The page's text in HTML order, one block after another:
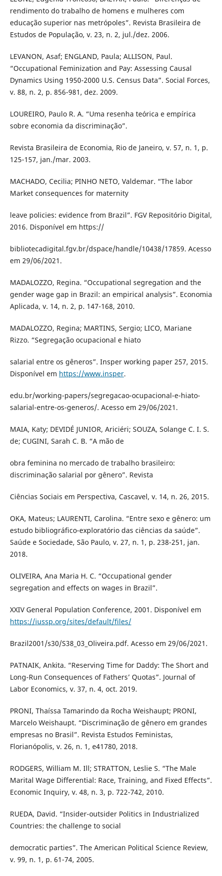
rendimento do trabalho de homens e mulheres com
educação superior nas metrópoles”. Revista Brasileira de
Estudos de População, v. 23, n. 2, jul./dez. 2006.
LEVANON, Asaf; ENGLAND, Paula; ALLISON, Paul.
“Occupational Feminization and Pay: Assessing Causal
Dynamics Using 1950-2000 U.S. Census Data”. Social Forces,
v. 88, n. 2, p. 856-981, dez. 2009.
LOUREIRO, Paulo R. A. “Uma resenha teórica e empírica
sobre economia da discriminação”.
Revista Brasileira de Economia, Rio de Janeiro, v. 57, n. 1, p.
125-157, jan./mar. 2003.
MACHADO, Cecilia; PINHO NETO, Valdemar. “The labor
Market consequences for maternity
leave policies: evidence from Brazil”. FGV Repositório Digital,
2016. Disponível em https://
bibliotecadigital.fgv.br/dspace/handle/10438/17859. Acesso
em 29/06/2021.
MADALOZZO, Regina. “Occupational segregation and the
gender wage gap in Brazil: an empirical analysis”. Economia
Aplicada, v. 14, n. 2, p. 147-168, 2010.
MADALOZZO, Regina; MARTINS, Sergio; LICO, Mariane
Rizzo. “Segregação ocupacional e hiato
salarial entre os gêneros”. Insper working paper 257, 2015.
Disponível em https://www.insper.
edu.br/working-papers/segregacao-ocupacional-e-hiato-
salarial-entre-os-generos/. Acesso em 29/06/2021.
MAIA, Katy; DEVIDÉ JUNIOR, Ariciéri; SOUZA, Solange C. I. S.
de; CUGINI, Sarah C. B. “A mão de
obra feminina no mercado de trabalho brasileiro:
discriminação salarial por gênero”. Revista
Ciências Sociais em Perspectiva, Cascavel, v. 14, n. 26, 2015.
OKA, Mateus; LAURENTI, Carolina. “Entre sexo e gênero: um
estudo bibliográfico-exploratório das ciências da saúde”.
Saúde e Sociedade, São Paulo, v. 27, n. 1, p. 238-251, jan.
2018.
OLIVEIRA, Ana Maria H. C. “Occupational gender
segregation and effects on wages in Brazil”.
XXIV General Population Conference, 2001. Disponível em
https://iussp.org/sites/default/files/
Brazil2001/s30/S38_03_Oliveira.pdf. Acesso em 29/06/2021.
PATNAIK, Ankita. “Reserving Time for Daddy: The Short and
Long-Run Consequences of Fathers’ Quotas”. Journal of
Labor Economics, v. 37, n. 4, oct. 2019.
PRONI, Thaíssa Tamarindo da Rocha Weishaupt; PRONI,
Marcelo Weishaupt. “Discriminação de gênero em grandes
empresas no Brasil”. Revista Estudos Feministas,
Florianópolis, v. 26, n. 1, e41780, 2018.
RODGERS, William M. Ill; STRATTON, Leslie S. “The Male
Marital Wage Differential: Race, Training, and Fixed Effects”.
Economic Inquiry, v. 48, n. 3, p. 722-742, 2010.
RUEDA, David. “Insider-outsider Politics in Industrialized
Countries: the challenge to social
democratic parties”. The American Political Science Review,
v. 99, n. 1, p. 61-74, 2005.